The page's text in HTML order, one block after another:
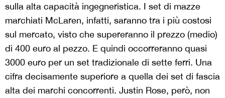
sulla alta capacità ingegneristica. I set di mazze
marchiati McLaren, infatti, saranno tra i più costosi
sul mercato, visto che supereranno il prezzo (medio)
di 400 euro al pezzo. E quindi occorreranno quasi
3000 euro per un set tradizionale di sette ferri. Una
cifra decisamente superiore a quella dei set di fascia
alta dei marchi concorrenti. Justin Rose, però, non